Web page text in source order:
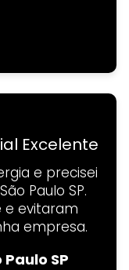
Excelente
e precisei
Paulo SP.
e evitaram
empresa.
SP